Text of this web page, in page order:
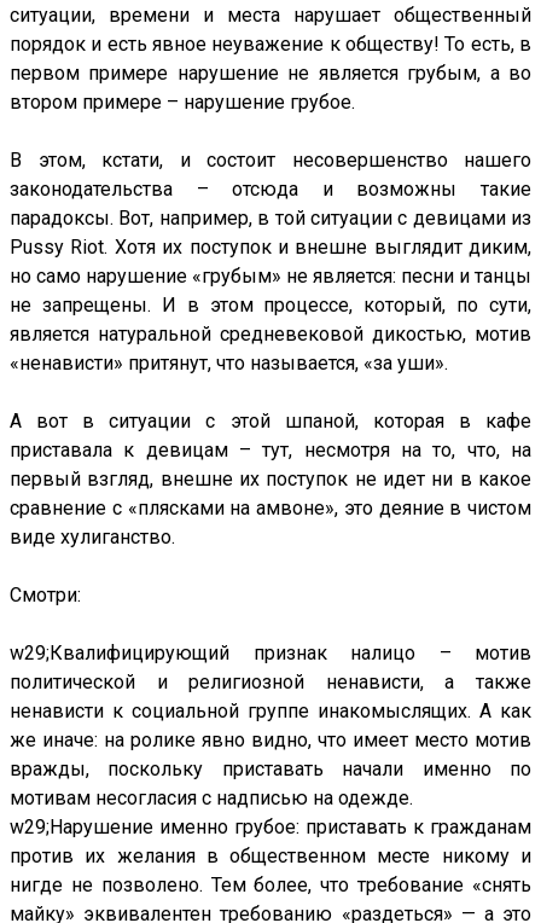
ситуации, времени и места нарушает общественный
порядок и есть явное неуважение к обществу! То есть, в
первом примере нарушение не является грубым, а во
втором примере – нарушение грубое.
В этом, кстати, и состоит несовершенство нашего
законодательства – отсюда и возможны такие
парадоксы. Вот, например, в той ситуации с девицами из
Pussy Riot. Хотя их поступок и внешне выглядит диким,
но само нарушение «грубым» не является: песни и танцы
не запрещены. И в этом процессе, который, по сути,
является натуральной средневековой дикостью, мотив
«ненависти» притянут, что называется, «за уши».
А вот в ситуации с этой шпаной, которая в кафе
приставала к девицам – тут, несмотря на то, что, на
первый взгляд, внешне их поступок не идет ни в какое
сравнение с «плясками на амвоне», это деяние в чистом
виде хулиганство.
Смотри:
w29;Квалифицирующий признак налицо – мотив
политической и религиозной ненависти, а также
ненависти к социальной группе инакомыслящих. А как
же иначе: на ролике явно видно, что имеет место мотив
вражды, поскольку приставать начали именно по
мотивам несогласия с надписью на одeжде.
w29;Нарушение именно грубое: приставать к гражданам
против их желания в общественном месте никому и
нигде не позволено. Тем более, что требование «снять
майку» эквивалентен требованию «раздеться» — а это